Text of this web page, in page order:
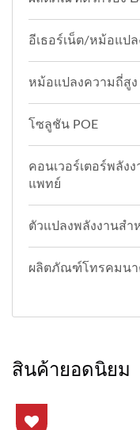
อีเธอร์เน็ต/หม้อแป
หม้อแปลงความถี่สูง
โซลูชัน POE
คอนเวอร์เตอร์พลัง
แพทย์
ตัวแปลงพลังงานสำ
ผลิตภัณฑ์โทรคมนา
สินค้ายอดนิยม